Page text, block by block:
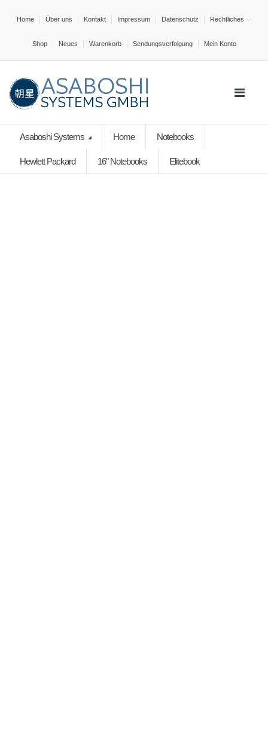
Home Über uns Kontakt Impressum Datenschutz Rechtliches
Shop Neues Warenkorb Sendungsverfolgung Mein Konto
Asaboshi Systems Home Notebooks
Hewlett Packard 16" Notebooks Elitebook